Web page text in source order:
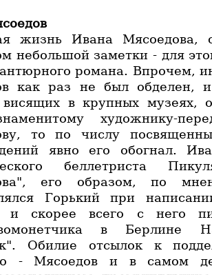
жизнь Ивана Мясоедова,
небольшой заметки - для
романа. Впрочем,
как раз не был обделен,
висящих в крупных музеях,
художнику-
то по числу
явно его обогнал.
беллетриста
его образом, по
Горький при
и скорее всего с него
в Берлине
Обилие отсылок к
- Мясоедов и в самом